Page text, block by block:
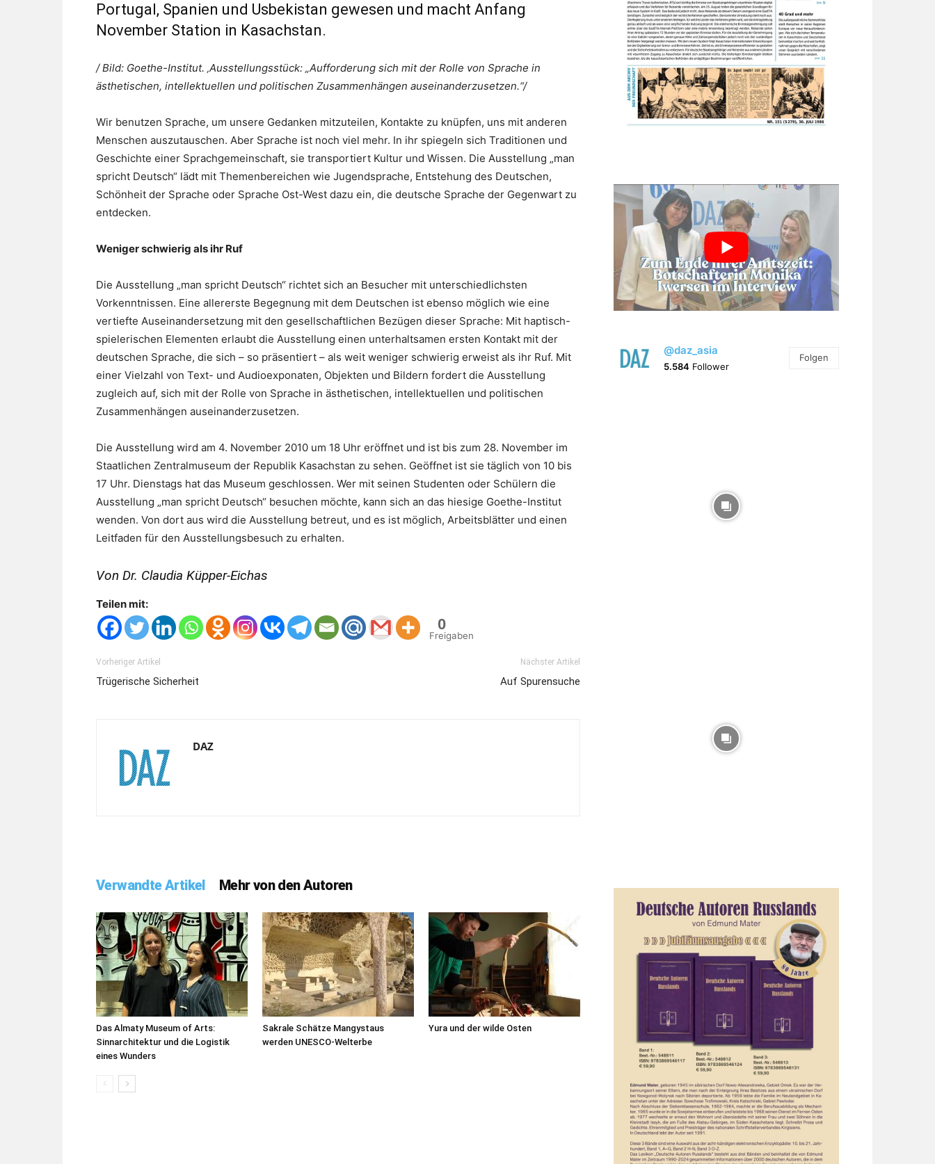
Portugal, Spanien und Usbekistan gewesen und macht Anfang
November Station in Kasachstan.
/ Bild: Goethe-Institut. ‚Ausstellungsstück: „Aufforderung sich mit der Rolle von Sprache in
ästhetischen, intellektuellen und politischen Zusammenhängen auseinanderzusetzen.“/
Wir benutzen Sprache, um unsere Gedanken mitzuteilen, Kontakte zu knüpfen, uns mit anderen
Menschen auszutauschen. Aber Sprache ist noch viel mehr. In ihr spiegeln sich Traditionen und
Geschichte einer Sprachgemeinschaft, sie transportiert Kultur und Wissen. Die Ausstellung „man
spricht Deutsch“ lädt mit Themenbereichen wie Jugendsprache, Entstehung des Deutschen,
Schönheit der Sprache oder Sprache Ost-West dazu ein, die deutsche Sprache der Gegenwart zu
entdecken.
Weniger schwierig als ihr Ruf
Die Ausstellung „man spricht Deutsch“ richtet sich an Besucher mit unterschiedlichsten
Vorkenntnissen. Eine allererste Begegnung mit dem Deutschen ist ebenso möglich wie eine
vertiefte Auseinandersetzung mit den gesellschaftlichen Bezügen dieser Sprache: Mit haptisch-
spielerischen Elementen erlaubt die Ausstellung einen unterhaltsamen ersten Kontakt mit der
deutschen Sprache, die sich – so präsentiert – als weit weniger schwierig erweist als ihr Ruf. Mit
einer Vielzahl von Text- und Audioexponaten, Objekten und Bildern fordert die Ausstellung
zugleich auf, sich mit der Rolle von Sprache in ästhetischen, intellektuellen und politischen
Zusammenhängen auseinanderzusetzen.
Die Ausstellung wird am 4. November 2010 um 18 Uhr eröffnet und ist bis zum 28. November im
Staatlichen Zentralmuseum der Republik Kasachstan zu sehen. Geöffnet ist sie täglich von 10 bis
17 Uhr. Dienstags hat das Museum geschlossen. Wer mit seinen Studenten oder Schülern die
Ausstellung „man spricht Deutsch“ besuchen möchte, kann sich an das hiesige Goethe-Institut
wenden. Von dort aus wird die Ausstellung betreut, und es ist möglich, Arbeitsblätter und einen
Leitfaden für den Ausstellungsbesuch zu erhalten.
Von Dr. Claudia Küpper-Eichas
Teilen mit:
0
Freigaben
Vorheriger Artikel
Trügerische Sicherheit
Nächster Artikel
Auf Spurensuche
DAZ
Verwandte Artikel Mehr von den Autoren
Das Almaty Museum of Arts:
Sinnarchitektur und die Logistik
eines Wunders
Sakrale Schätze Mangystaus
werden UNESCO-Welterbe
Yura und der wilde Osten
@daz_asia
5.584 Follower
Folgen